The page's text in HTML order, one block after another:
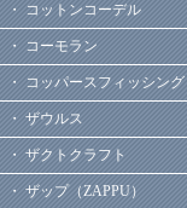
・ コットンコーデル
・ コーモラン
・ コッパースフィッシング
・ ザウルス
・ ザクトクラフト
・ ザップ（ZAPPU）